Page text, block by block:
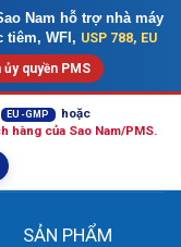
Nam hỗ trợ nhà máy
tiêm, WFI, USP 788, EU
ủy quyền PMS
EU-GMP hoặc
hàng của Sao Nam/PMS.
SẢN PHẨM